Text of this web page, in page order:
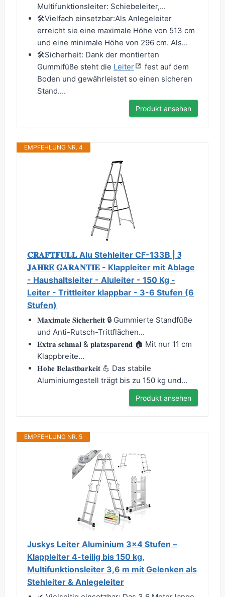
Multifunktionsleiter: Schiebeleiter,...
🛠️Vielfach einsetzbar:Als Anlegeleiter
erreicht sie eine maximale Höhe von 513 cm
und eine minimale Höhe von 296 cm. Als...
🛠️Sicherheit: Dank der montierten
Gummifüße steht die Leiter
fest auf dem
Boden und gewährleistet so einen sicheren
Stand....
Produkt ansehen
EMPFEHLUNG NR. 4
𝐂𝐑𝐀𝐅𝐓𝐅𝐔𝐋𝐋 Alu Stehleiter CF-133B | 𝟑
𝐉𝐀𝐇𝐑𝐄 𝐆𝐀𝐑𝐀𝐍𝐓𝐈𝐄 - Klappleiter mit Ablage
- Haushaltsleiter - Aluleiter - 150 Kg -
Leiter - Trittleiter klappbar - 3-6 Stufen (6
Stufen)
𝐌𝐚𝐱𝐢𝐦𝐚𝐥𝐞 𝐒𝐢𝐜𝐡𝐞𝐫𝐡𝐞𝐢𝐭 🔒 Gummierte Standfüße
und Anti-Rutsch-Trittflächen...
𝐄𝐱𝐭𝐫𝐚 𝐬𝐜𝐡𝐦𝐚𝐥 & 𝐩𝐥𝐚𝐭𝐳𝐬𝐩𝐚𝐫𝐞𝐧𝐝 🏠 Mit nur 11 cm
Klappbreite...
𝐇𝐨𝐡𝐞 𝐁𝐞𝐥𝐚𝐬𝐭𝐛𝐚𝐫𝐤𝐞𝐢𝐭 💪 Das stabile
Aluminiumgestell trägt bis zu 150 kg und...
Produkt ansehen
EMPFEHLUNG NR. 5
Juskys Leiter Aluminium 3x4 Stufen –
Klappleiter 4-teilig bis 150 kg,
Multifunktionsleiter 3,6 m mit Gelenken als
Stehleiter & Anlegeleiter